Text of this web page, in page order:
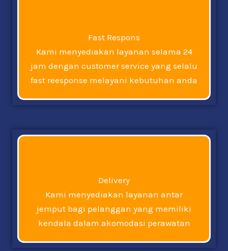
Fast Respons
Kami menyediakan layanan selama 24
jam dengan customer service yang selalu
fast reesponse melayani kebutuhan anda
Delivery
Kami menyediakan layanan antar
jemput bagi pelanggan yang memiliki
kendala dalam akomodasi perawatan